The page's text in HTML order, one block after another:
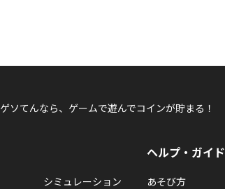
ゲソてんなら、ゲームで遊んでコインが貯まる！
シミュレーション
ヘルプ・ガイド
あそび方